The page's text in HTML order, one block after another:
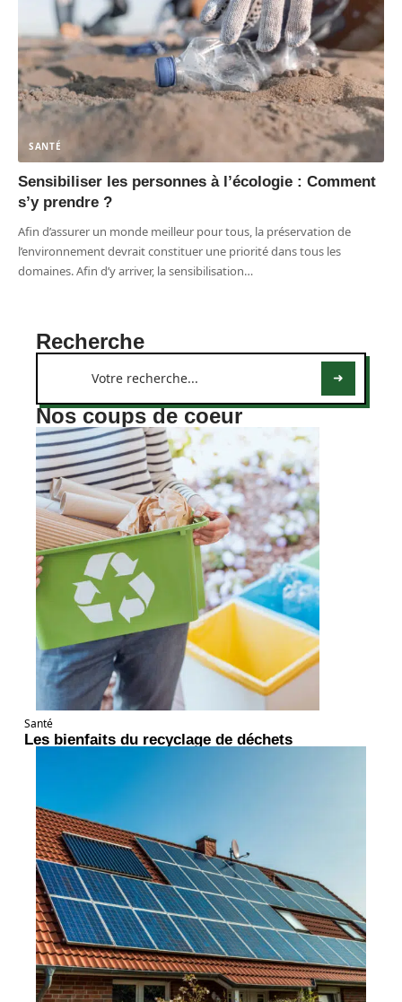
SANTÉ
Sensibiliser les personnes à l’écologie : Comment
s’y prendre ?
Afin d’assurer un monde meilleur pour tous, la préservation de
l’environnement devrait constituer une priorité dans tous les
domaines. Afin d’y arriver, la sensibilisation…
Recherche
Nos coups de coeur
Santé
Les bienfaits du recyclage de déchets